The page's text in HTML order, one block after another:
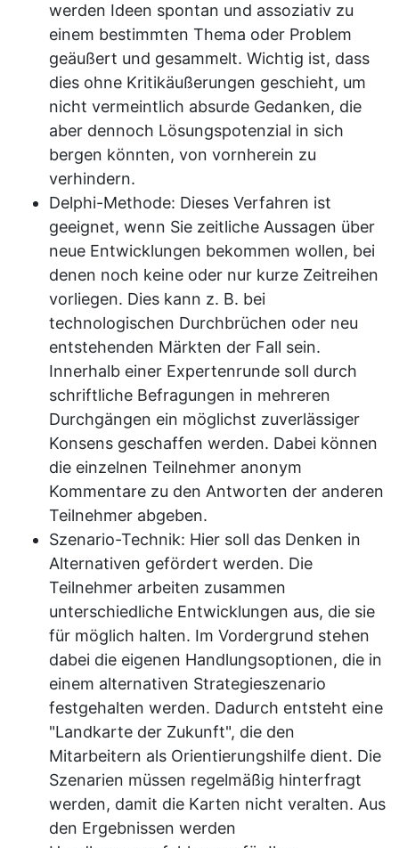
werden Ideen spontan und assoziativ zu
einem bestimmten Thema oder Problem
geäußert und gesammelt. Wichtig ist, dass
dies ohne Kritikäußerungen geschieht, um
nicht vermeintlich absurde Gedanken, die
aber dennoch Lösungspotenzial in sich
bergen könnten, von vornherein zu
verhindern.
Delphi-Methode: Dieses Verfahren ist
geeignet, wenn Sie zeitliche Aussagen über
neue Entwicklungen bekommen wollen, bei
denen noch keine oder nur kurze Zeitreihen
vorliegen. Dies kann z. B. bei
technologischen Durchbrüchen oder neu
entstehenden Märkten der Fall sein.
Innerhalb einer Expertenrunde soll durch
schriftliche Befragungen in mehreren
Durchgängen ein möglichst zuverlässiger
Konsens geschaffen werden. Dabei können
die einzelnen Teilnehmer anonym
Kommentare zu den Antworten der anderen
Teilnehmer abgeben.
Szenario-Technik: Hier soll das Denken in
Alternativen gefördert werden. Die
Teilnehmer arbeiten zusammen
unterschiedliche Entwicklungen aus, die sie
für möglich halten. Im Vordergrund stehen
dabei die eigenen Handlungsoptionen, die in
einem alternativen Strategieszenario
festgehalten werden. Dadurch entsteht eine
"Landkarte der Zukunft", die den
Mitarbeitern als Orientierungshilfe dient. Die
Szenarien müssen regelmäßig hinterfragt
werden, damit die Karten nicht veralten. Aus
den Ergebnissen werden